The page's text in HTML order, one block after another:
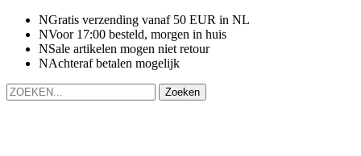
NGratis verzending vanaf 50 EUR in NL
NVoor 17:00 besteld, morgen in huis
NSale artikelen mogen niet retour
NAchteraf betalen mogelijk
Zoek
naar: